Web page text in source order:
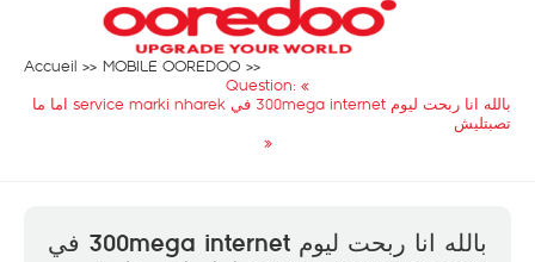
Accueil
MOBILE OOREDOO
Question: «
بالله انا ربحت ليوم 300mega internet في service marki nharek اما ما
تصبتليش
»
بالله انا ربحت ليوم 300mega internet في